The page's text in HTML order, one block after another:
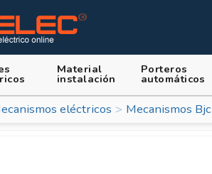
Material
instalación
Porteros
automáticos
eléctricos Mecanismos Bjc